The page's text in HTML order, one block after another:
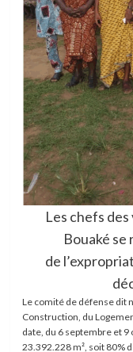
Les chefs
Bouaké
de
Le comité de défense dit
Construction, du
date, du 6 septembre et
23.392.228 m², soit 80%